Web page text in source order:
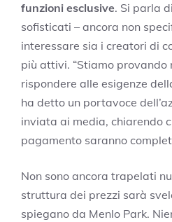
funzioni esclusive. Si parla
sofisticati – ancora non
interessare sia i creatori di
più attivi. “Stiamo provando
rispondere alle esigenze
ha detto un portavoce
inviata ai media, chiarendo
pagamento saranno
Non sono ancora trapelati
struttura dei prezzi sarà
spiegano da Menlo Park.